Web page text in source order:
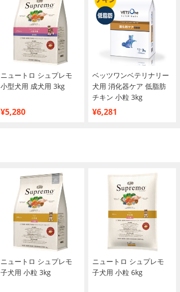
ニュートロ シュプレモ
小型犬用 成犬用 3kg
¥5,280
ベッツワンベテリナリー
犬用 消化器ケア 低脂肪
チキン 小粒 3kg
¥6,281
ニュートロ シュプレモ
子犬用 小粒 3kg
ニュートロ シュプレモ
子犬用 小粒 6kg